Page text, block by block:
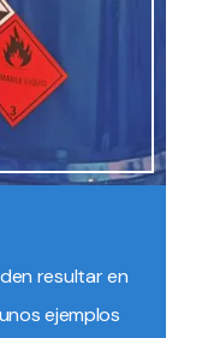
resultar en
ejemplos